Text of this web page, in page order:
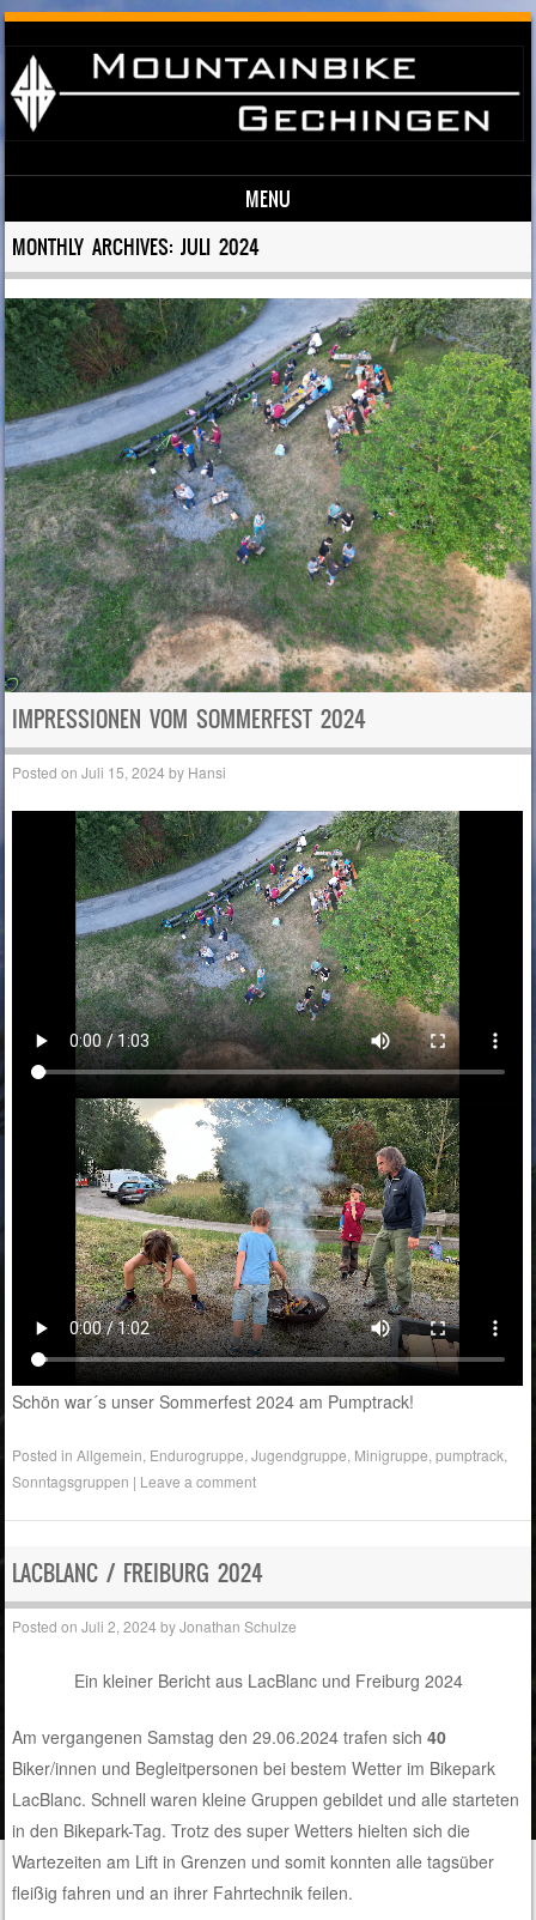
MENU
Skip to content
MONTHLY ARCHIVES:JULI 2024
IMPRESSIONEN VOM SOMMERFEST 2024
Posted onJuli 15, 2024 by Hansi
Schön war´s unser Sommerfest 2024 am Pumptrack!
Posted inAllgemein Endurogruppe ,Jugendgruppe Minigruppe ,pumptrack
Sonntagsgruppen | Leave a comment
LACBLANC / FREIBURG 2024
Posted onJuli 2, 2024 byJonathan Schulze
Ein kleiner Bericht aus LacBlanc und Freiburg 2024
Am vergangenen Samstag den 29.06.2024 trafen sich40
Biker/innen und Begleitpersonen bei bestem Wetter im Bikepark
LacBlanc. Schnell waren kleine Gruppen gebildet und alle starteten
in den Bikepark-Tag. Trotz des super Wetters hielten sich die
Wartezeiten am Lift in Grenzen und somit konnten alle tagsüber
fleißig fahren und an ihrer Fahrtechnik feilen.